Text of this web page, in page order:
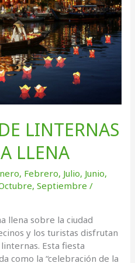
LINTERNAS
LLENA
, Febrero, Julio, Junio,
,Septiembre /
llena sobre la ciudad
y los turistas disfrutan
Esta fiesta
como la “celebración de la